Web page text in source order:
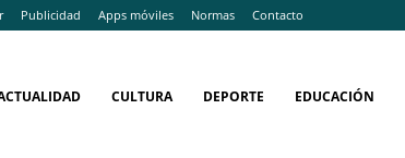
Publicidad Apps móviles Normas Contacto
CULTURA DEPORTE EDUCACIÓN